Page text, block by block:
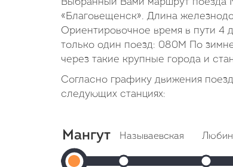
Выбранный Вами маршрут поезда
«Благовещенск». Длина
Ориентировочное время в пути 4
только один поезд: 080М По
через такие крупные города и
Согласно графику движения
следующих станциях:
Мангут
Мангут
Называевская
Прибытие: 13:02